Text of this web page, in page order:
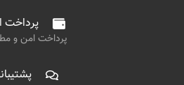
پرداخت
پرداخت امن و